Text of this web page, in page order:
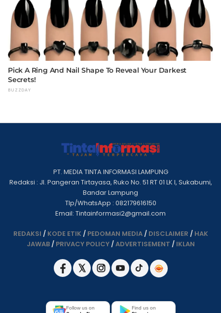
PT. MEDIA TINTA INFORMASI LAMPUNG
Redaksi : Jl. Pangeran Tirtayasa, Ruko No. 51 RT 01 LK I, Sukabumi,
Bandar Lampung
Tlp/WhatsApp : 082179616150
Email: Tintainformasi2@gmail.com
REDAKSI / KODE ETIK / PEDOMAN MEDIA/ DISCLAIMER / HAK
JAWAB/ PRIVACY POLICY/ADVERTISEMENT / IKLAN
Follow us on Find us on